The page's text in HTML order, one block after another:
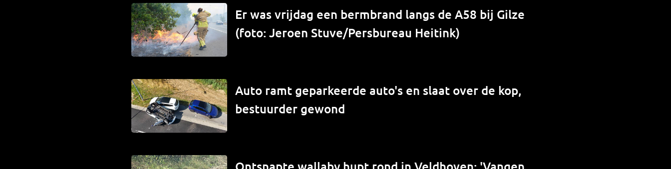
Er was vrijdag een bermbrand langs de A58 bij Gilze
(foto: Jeroen Stuve/Persbureau Heitink)
Auto ramt geparkeerde auto's en slaat over de kop,
bestuurder gewond